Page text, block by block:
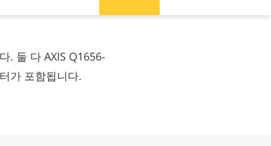
. 둘 다 AXIS Q1656-
가 포함됩니다.